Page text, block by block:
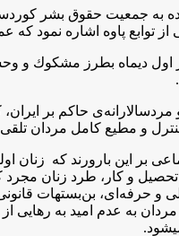
حاکم بر ایران،
و مطیع کامل مردان تلقی
بر این بارورند کە زنان
و کار، طرد زنان
حرفه‌ای، بن‌بستهات
مردان بە عدم امید بە